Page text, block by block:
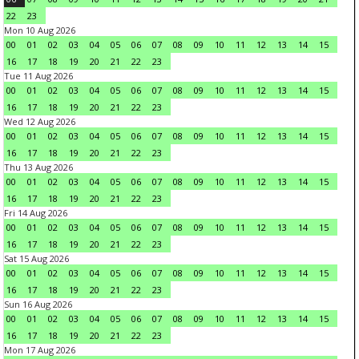
22
23
Mon 10 Aug 2026
00
01 02 03 04 05 06 07 08 09 10 11 12 13 14
15
16
17 18 19 20 21 22
23
Tue 11 Aug 2026
00
01 02 03 04 05 06 07 08 09 10 11 12 13 14
15
16
17 18 19 20 21 22
23
Wed 12 Aug 2026
00
01 02 03 04 05 06 07 08 09 10 11 12 13 14
15
16
17 18 19 20 21 22
23
Thu 13 Aug 2026
00
01 02 03 04 05 06 07 08 09 10 11 12 13 14
15
16
17 18 19 20 21 22
23
Fri 14 Aug 2026
00
01 02 03 04 05 06 07 08 09 10 11 12 13 14
15
16
17 18 19 20 21 22
23
Sat 15 Aug 2026
00
01 02 03 04 05 06 07 08 09 10 11 12 13 14
15
16
17 18 19 20 21 22
23
Sun 16 Aug 2026
00
01 02 03 04 05 06 07 08 09 10 11 12 13 14
15
16
17 18 19 20 21 22
23
Mon 17 Aug 2026